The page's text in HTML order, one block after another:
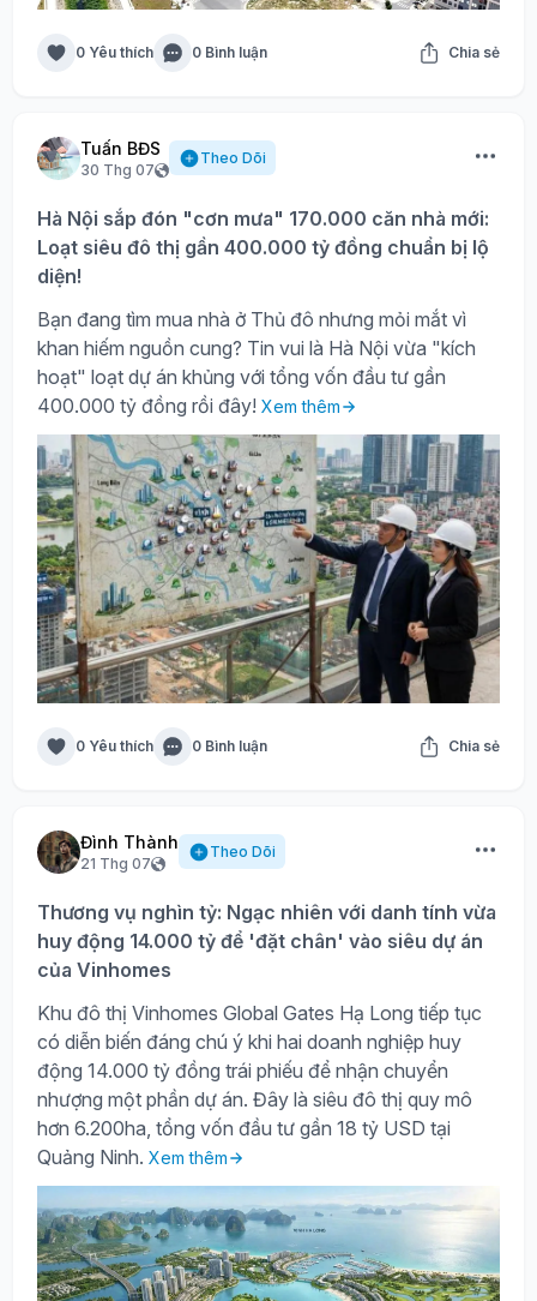
0 Yêu thích 0 Bình luận Chia sẻ
Tuấn BĐS
30 Thg 07
Theo Dõi
Hà Nội sắp đón "cơn mưa" 170.000 căn nhà mới:
Loạt siêu đô thị gần 400.000 tỷ đồng chuẩn bị lộ
diện!
Bạn đang tìm mua nhà ở Thủ đô nhưng mỏi mắt vì
khan hiếm nguồn cung? Tin vui là Hà Nội vừa "kích
hoạt" loạt dự án khủng với tổng vốn đầu tư gần
400.000 tỷ đồng rồi đây! Xem thêm
0 Yêu thích 0 Bình luận Chia sẻ
Đình Thành
21 Thg 07
Theo Dõi
Thương vụ nghìn tỷ: Ngạc nhiên với danh tính vừa
huy động 14.000 tỷ để 'đặt chân' vào siêu dự án
của Vinhomes
Khu đô thị Vinhomes Global Gates Hạ Long tiếp tục
có diễn biến đáng chú ý khi hai doanh nghiệp huy
động 14.000 tỷ đồng trái phiếu để nhận chuyển
nhượng một phần dự án. Đây là siêu đô thị quy mô
hơn 6.200ha, tổng vốn đầu tư gần 18 tỷ USD tại
Quảng Ninh. Xem thêm